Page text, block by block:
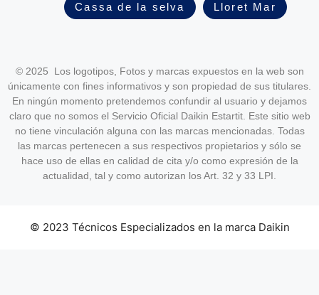
Cassa de la selva Lloret Mar
© 2025 Los logotipos, Fotos y marcas expuestos en la web son
únicamente con fines informativos y son propiedad de sus titulares.
En ningún momento pretendemos confundir al usuario y dejamos
claro que no somos el Servicio Oficial Daikin Estartit. Este sitio web
no tiene vinculación alguna con las marcas mencionadas. Todas
las marcas pertenecen a sus respectivos propietarios y sólo se
hace uso de ellas en calidad de cita y/o como expresión de la
actualidad, tal y como autorizan los Art. 32 y 33 LPI.
© 2023 Técnicos Especializados en la marca Daikin